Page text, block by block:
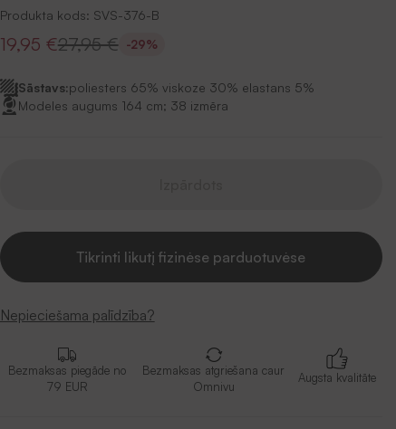
Produkta kods: SVS-376-B
19,95 €27,95 € -29%
Sāstavs:poliesters 65% viskoze 30% elastans 5%
Modeles augums 164 cm; 38 izmēra
Tikrinti likutį fizinėse parduotuvėse
Nepieciešama palīdzība?
Bezmaksas piegāde no
79 EUR
Bezmaksas atgriešana caur
Omnivu
Augsta kvalitāte